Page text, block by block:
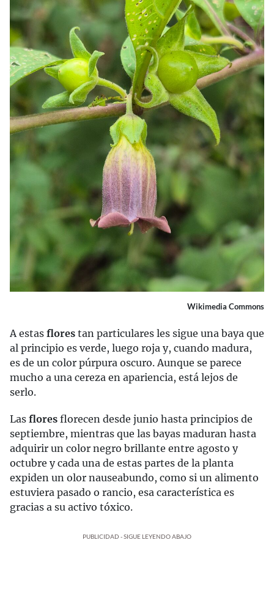
Wikimedia Commons
A estas flores tan particulares les sigue una baya que
al principio es verde, luego roja y, cuando madura,
es de un color púrpura oscuro. Aunque se parece
mucho a una cereza en apariencia, está lejos de
serlo.
Las flores florecen desde junio hasta principios de
septiembre, mientras que las bayas maduran hasta
adquirir un color negro brillante entre agosto y
octubre y cada una de estas partes de la planta
expiden un olor nauseabundo, como si un alimento
estuviera pasado o rancio, esa característica es
gracias a su activo tóxico.
PUBLICIDAD - SIGUE LEYENDO ABAJO